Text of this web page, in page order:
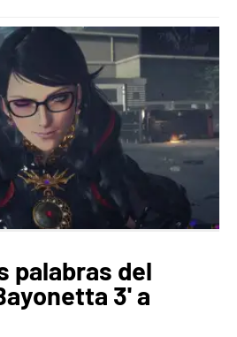
palabras del
3' a